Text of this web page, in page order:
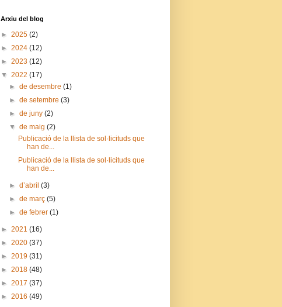
Arxiu del blog
► 2025 (2)
► 2024 (12)
► 2023 (12)
▼ 2022 (17)
►de desembre(1)
►de setembre(3)
►de juny(2)
▼de maig(2)
Publicació de la llista de sol·licituds que
han de...
Publicació de la llista de sol·licituds que
han de...
►d’abril(3)
►de març(5)
►de febrer(1)
► 2021 (16)
► 2020 (37)
► 2019 (31)
► 2018 (48)
► 2017 (37)
► 2016 (49)